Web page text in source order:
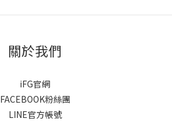
關於我們
iFG官網
FACEBOOK粉絲團
LINE官方帳號